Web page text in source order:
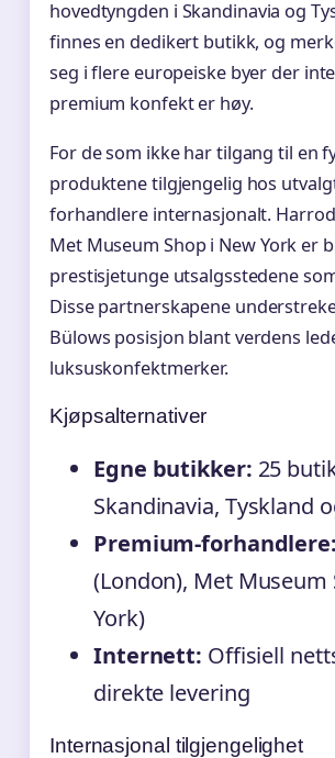
hovedtyngden i Skandinavia og
finnes en dedikert butikk, og
seg i flere europeiske byer der
premium konfekt er høy.
For de som ikke har tilgang til en
produktene tilgjengelig hos
forhandlere internasjonalt.
Met Museum Shop i New York er
prestisjetunge utsalgsstedene
Disse partnerskapene
Bülows posisjon blant verdens
luksuskonfektmerker.
Kjøpsalternativer
Egne butikker: 25
Skandinavia, Tyskland
Premium-forhandlere:
(London), Met Museum
York)
Internett: Offisiell
direkte levering
Internasjonal tilgjengelighet